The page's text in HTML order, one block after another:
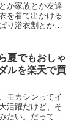
か家族とか友達
を着て出かける
り浴衣割とかあ
は行かないし巾
か...
夏でもおしゃ
ルを楽天で買
モカシンってイ
活躍だけど、そ
たい。だって、